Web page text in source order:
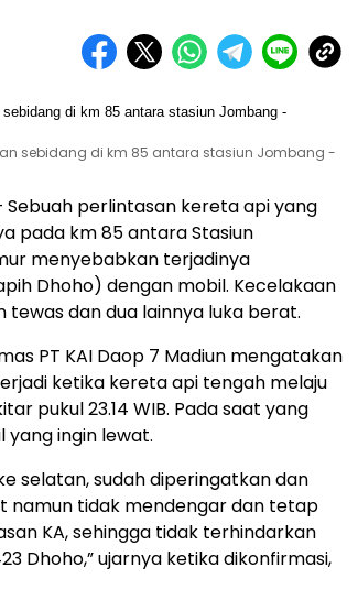
sebidang di km 85 antara stasiun Jombang -
Sebuah perlintasan kereta api yang
pada km 85 antara Stasiun
menyebabkan terjadinya
Dhoho) dengan mobil. Kecelakaan
dan dua lainnya luka berat.
PT KAI Daop 7 Madiun mengatakan
ketika kereta api tengah melaju
pukul 23.14 WIB. Pada saat yang
yang ingin lewat.
selatan, sudah diperingatkan dan
namun tidak mendengar dan tetap
KA, sehingga tidak terhindarkan
Dhoho,” ujarnya ketika dikonfirmasi,